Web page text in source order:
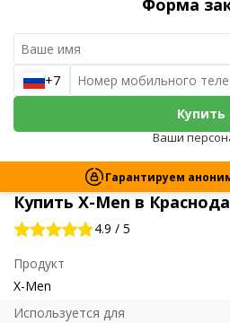
Купить X-Men в
4.9 / 5
Продукт
X-Men
Используется для
Форма
+7
Купить
Ваши
Гарантируем